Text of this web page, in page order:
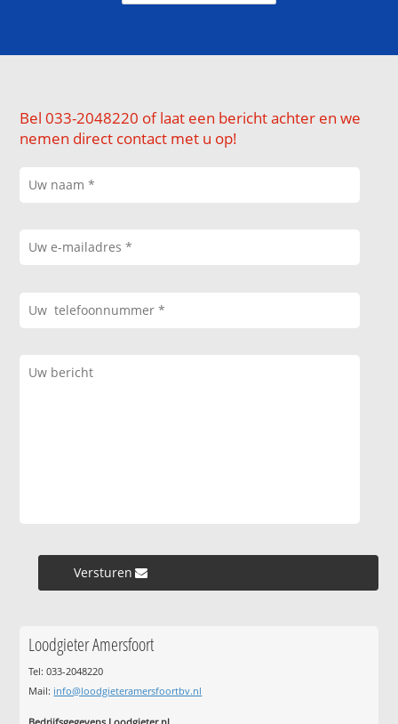
Bel 033-2048220 of laat een bericht achter en we
nemen direct contact met u op!
Versturen »
Loodgieter Amersfoort
Tel: 033-2048220
Mail: info@loodgieteramersfoortbv.nl